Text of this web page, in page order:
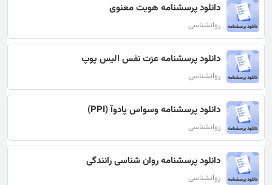
دانلود پرسشنامه هویت معنوی
روانشناسی
دانلود پرسشنامه عزت نفس الیس پوپ
روانشناسی
دانلود پرسشنامه وسواس پادوآ (PPI)
روانشناسی
دانلود پرسشنامه روان شناسی رانندگی
روانشناسی